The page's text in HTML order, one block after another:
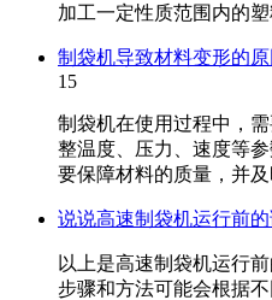
加工一定性质范围内的
制袋机导致材料变形的
15
制袋机在使用过程中，
整温度、压力、速度等
要保障材料的质量，并
说说高速制袋机运行前
以上是高速制袋机运行
步骤和方法可能会根据